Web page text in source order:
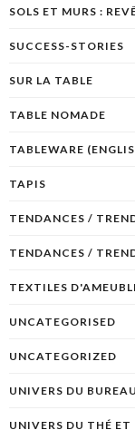
SOLS ET MURS :
SUCCESS-STORIES
SUR LA TABLE
TABLE NOMADE
TABLEWARE
TAPIS
TENDANCES /
TENDANCES /
TEXTILES
UNCATEGORISED
UNCATEGORIZED
UNIVERS DU BUREAU
UNIVERS DU THÉ ET